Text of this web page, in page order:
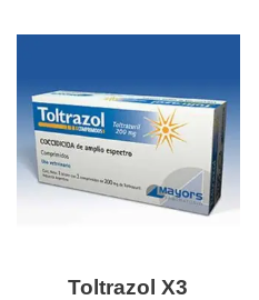
Toltrazol X3